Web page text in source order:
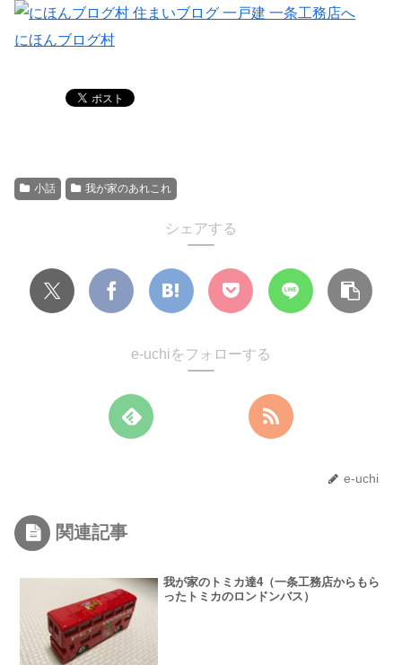
にほんブログ村
小話 我が家のあれこれ
シェアする
e-uchiをフォローする
e-uchi
関連記事
我が家のトミカ達4（一条工務店からもら
ったトミカのロンドンバス）